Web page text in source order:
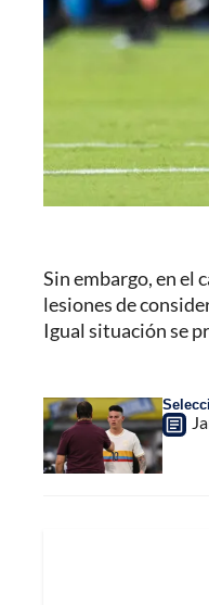
Sin embargo, en el
lesiones de
Igual situación se